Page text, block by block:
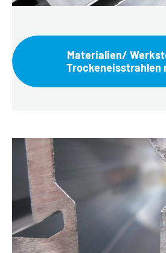
Materialien/
Trockeneisstrahlen